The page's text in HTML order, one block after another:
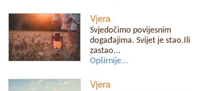
Vjera
Svjedočimo povijesnim
događajima. Svijet je stao.Ili
zastao...
Opširnije...
Vjera